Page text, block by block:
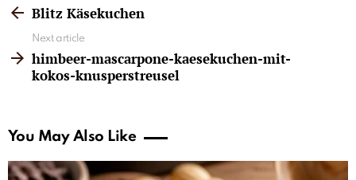
moreBlitz Käsekuchen
Next article
himbeer-mascarpone-kaesekuchen-mit-
kokos-knusperstreusel
You May Also Like